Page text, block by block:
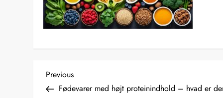
I
Previous
Post
Previous
Fødevarer med højt proteinindhold – hvad er